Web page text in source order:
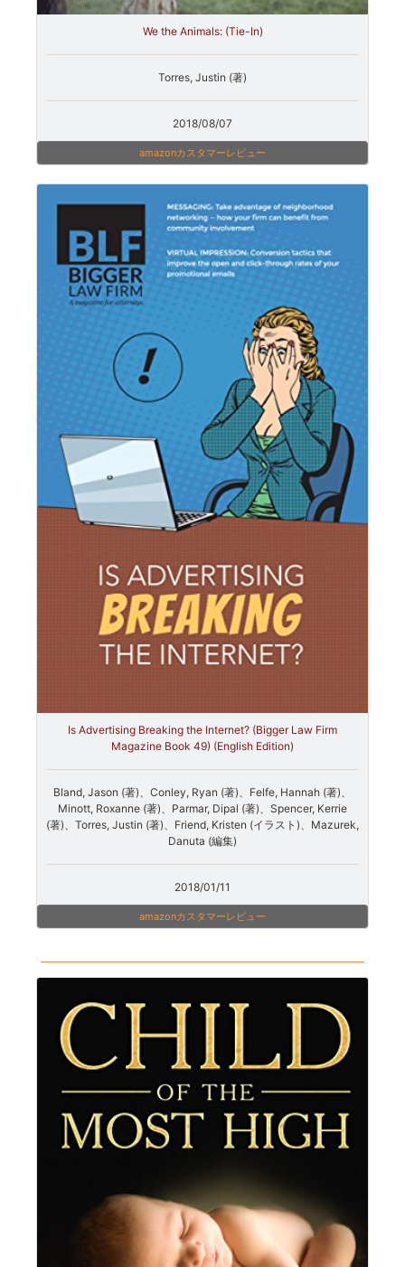
We the Animals: (Tie-In)
Torres, Justin (著)
2018/08/07
amazonカスタマーレビュー
Is Advertising Breaking the Internet? (Bigger Law Firm
Magazine Book 49) (English Edition)
Bland, Jason (著)、Conley, Ryan (著)、Felfe, Hannah (著)、
Minott, Roxanne (著)、Parmar, Dipal (著)、Spencer, Kerrie
(著)、Torres, Justin (著)、Friend, Kristen (イラスト)、Mazurek,
Danuta (編集)
2018/01/11
amazonカスタマーレビュー